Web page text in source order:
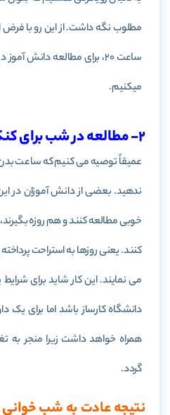
ساعت 20، برای مطالعه دانش
می­کنیم.
2- مطالعه در شب برای کنکور در ماه رمضان :
عمیقاً توصیه می کنیم که ساعت بدن
ندهید. بعضی از دانش آموزان در
خوبی مطالعه کنند و هم روزه
کنند. یعنی روزها به استراحت
می نمایند. این کار شاید برای
دانشگاه کارساز باشد اما برای یک
همراه خواهد داشت زیرا منجر
گردد.
نتیجه عادت به شب